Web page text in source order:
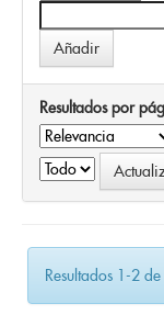
Resultados por
Resultados 1-2 de